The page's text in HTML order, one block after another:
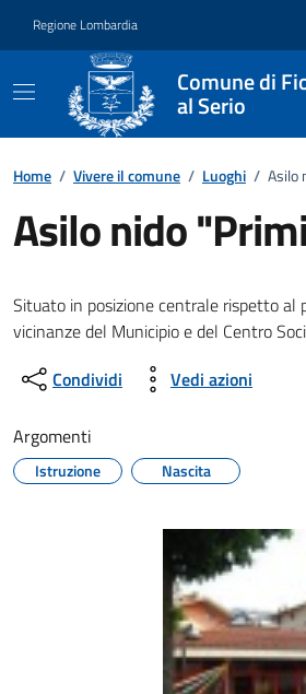
Regione Lombardia
Comune di
al Serio
Home / Vivere il comune / Luoghi / Asilo
Asilo nido
Situato in posizione centrale rispetto al
vicinanze del Municipio e del Centro
Condividi
Vedi azioni
Argomenti
Istruzione Nascita